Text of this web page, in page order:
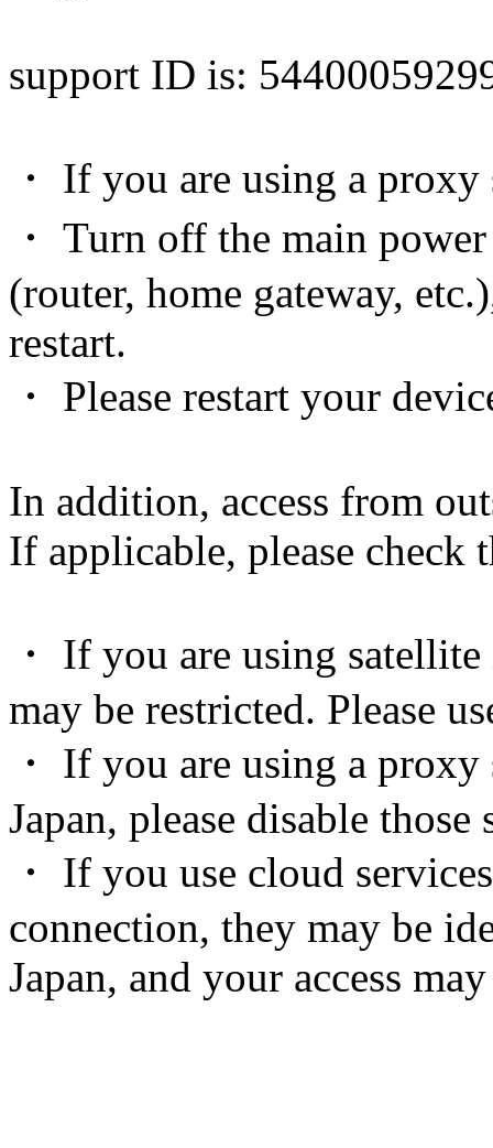
support ID is:
・ If you are using a
・ Turn off the main
(router, home gateway,
restart.
・ Please restart your
In addition, access from
If applicable, please
・ If you are using
may be restricted. Please
・ If you are using a
Japan, please disable those
・ If you use cloud
connection, they may be
Japan, and your access